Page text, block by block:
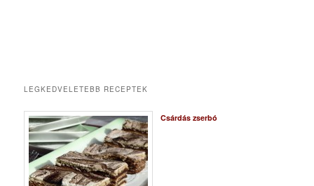
LEGKEDVELETEBB RECEPTEK
Csárdás zserbó